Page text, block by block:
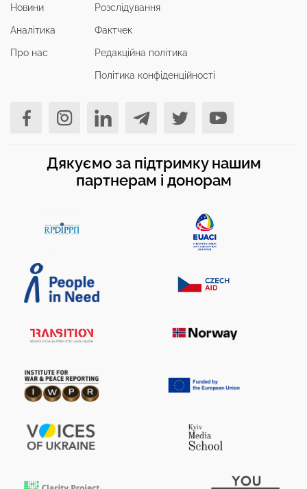
Новини
Аналітика
Про нас
Розслідування
Фактчек
Редакційна політика
Політика конфіденційності
Дякуємо за підтримку нашим
партнерам і донорам